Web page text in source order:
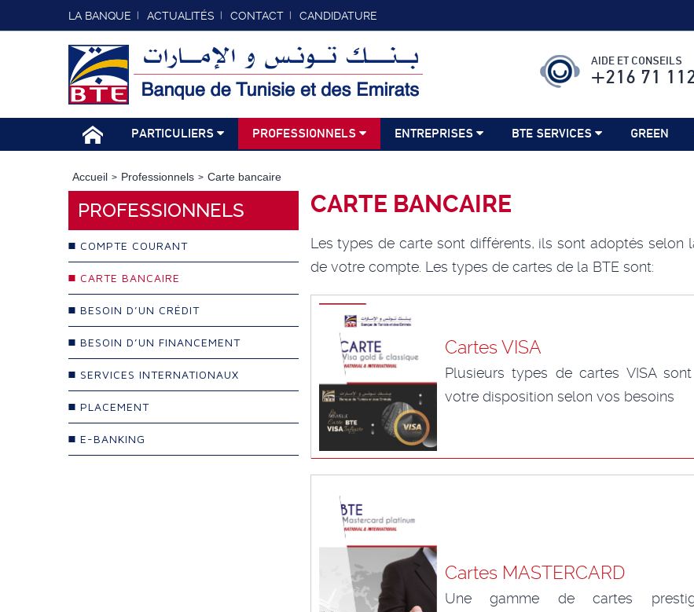
LA BANQUE ACTUALITÉS CONTACT CANDIDATURE
AIDE ET CONSEILS
+216 71
PARTICULIERS PROFESSIONNELS ENTREPRISES BTE SERVICES GREEN
Accueil Professionnels Carte bancaire
PROFESSIONNELS
COMPTE COURANT
CARTE BANCAIRE
BESOIN D’UN CRÉDIT
BESOIN D’UN FINANCEMENT
SERVICES INTERNATIONAUX
PLACEMENT
E-BANKING
CARTE BANCAIRE
Les types de carte sont différents, ils sont adoptés selon
de votre compte. Les types de cartes de la BTE sont:
Cartes VISA
Plusieurs types de cartes VISA
votre disposition selon vos besoins
Cartes MASTERCARD
Une gamme de cartes